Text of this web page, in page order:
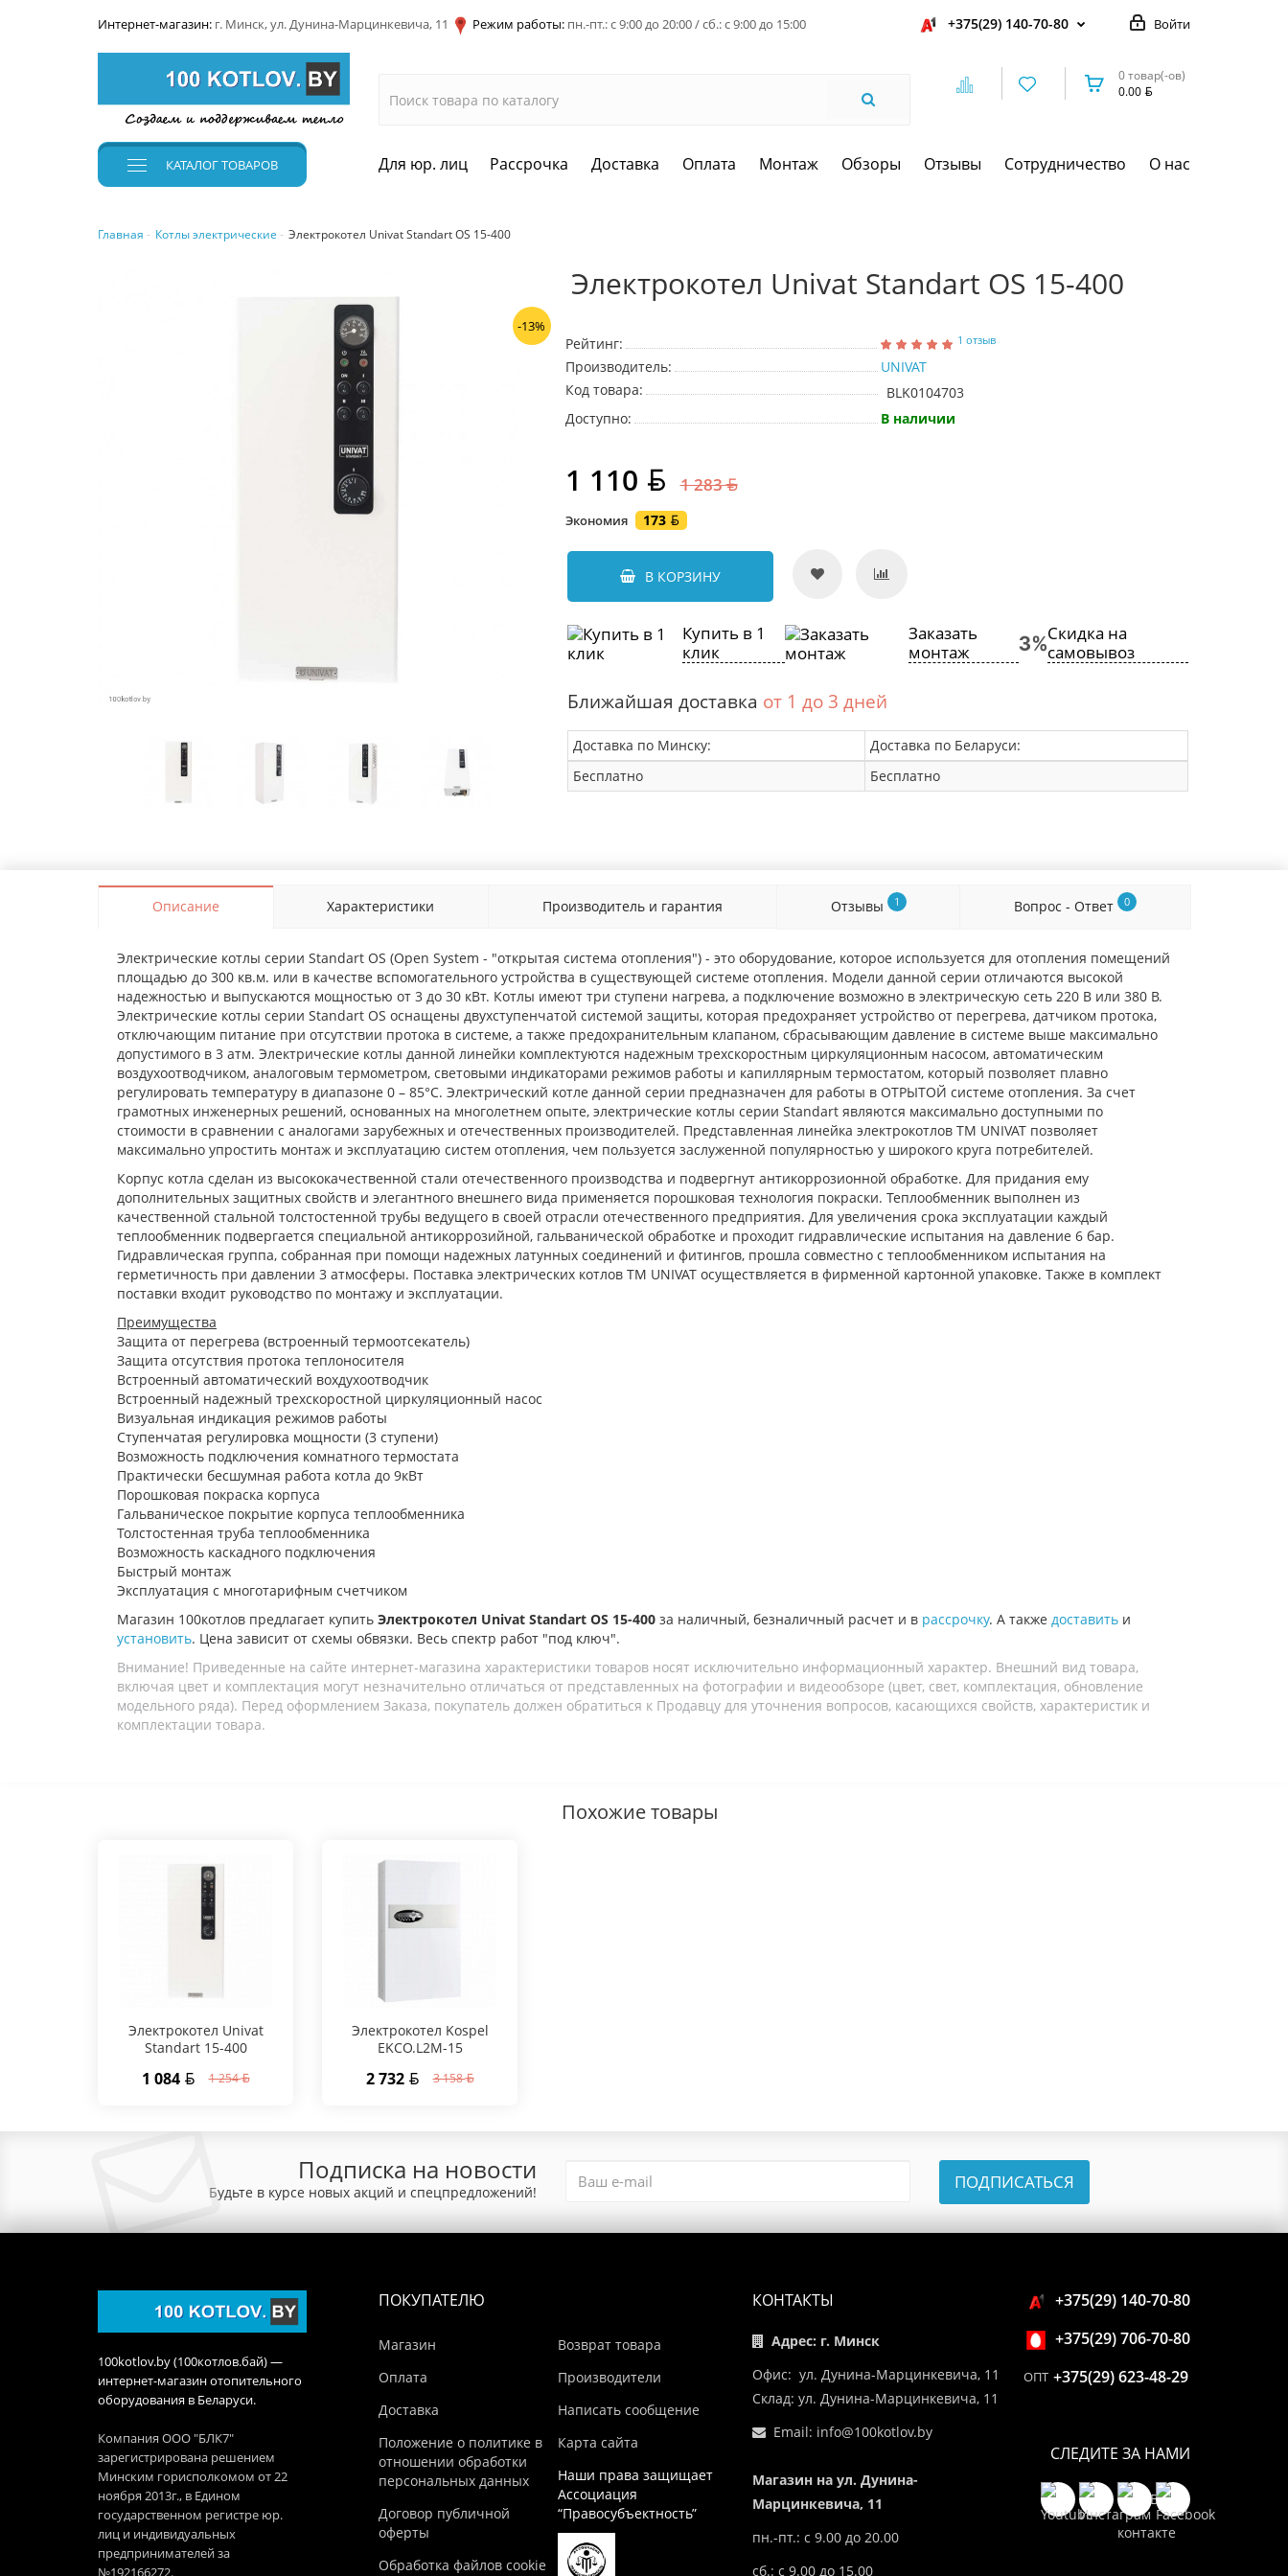
Интернет-магазин: г. Минск, ул. Дунина-Марцинкевича, 11 Режим работы: пн.-пт.: с 9:00 до 20:00 / сб.: с 9:00 до 15:00 Войти
+375(29) 140-70-80
0 товар(-ов)
0.00
КАТАЛОГТОВАРОВ Для юр. лиц Рассрочка Доставка Оплата Монтаж Обзоры Отзывы Сотрудничество О нас
Главная Котлы электрические Электрокотел Univat Standart OS 15-400
-13%
Электрокотел Univat Standart OS 15-400
Рейтинг: 1 отзыв
Производитель:
UNIVAT
Код товара:
BLK0104703
Доступно:
В наличии
1 110 1 283
Экономия 173
В КОРЗИНУ
Купить в 1
клик
Заказать
монтаж
Скидка на
самовывоз
Ближайшая доставка от 1 до 3 дней
Доставка по Минску:
Доставка по Беларуси:
Бесплатно
Бесплатно
Описание Характеристики Производитель и гарантия Отзывы 1 Вопрос - Ответ 0
Электрические котлы серии Standart OS (Open System - "открытая система отопления") - это оборудование, которое используется для отопления помещений
площадью до 300 кв.м. или в качестве вспомогательного устройства в существующей системе отопления. Модели данной серии отличаются высокой
надежностью и выпускаются мощностью от 3 до 30 кВт. Котлы имеют три ступени нагрева, а подключение возможно в электрическую сеть 220 В или 380 В.
Электрические котлы серии Standart OS оснащены двухступенчатой системой защиты, которая предохраняет устройство от перегрева, датчиком протока,
отключающим питание при отсутствии протока в системе, а также предохранительным клапаном, сбрасывающим давление в системе выше максимально
допустимого в 3 атм. Электрические котлы данной линейки комплектуются надежным трехскоростным циркуляционным насосом, автоматическим
воздухоотводчиком, аналоговым термометром, световыми индикаторами режимов работы и капиллярным термостатом, который позволяет плавно
регулировать температуру в диапазоне 0 – 85°С. Электрический котле данной серии предназначен для работы в ОТРЫТОЙ системе отопления. За счет
грамотных инженерных решений, основанных на многолетнем опыте, электрические котлы серии Standart являются максимально доступными по
стоимости в сравнении с аналогами зарубежных и отечественных производителей. Представленная линейка электрокотлов ТМ UNIVAT позволяет
максимально упростить монтаж и эксплуатацию систем отопления, чем пользуется заслуженной популярностью у широкого круга потребителей.
Корпус котла сделан из высококачественной стали отечественного производства и подвергнут антикоррозионной обработке. Для придания ему
дополнительных защитных свойств и элегантного внешнего вида применяется порошковая технология покраски. Теплообменник выполнен из
качественной стальной толстостенной трубы ведущего в своей отрасли отечественного предприятия. Для увеличения срока эксплуатации каждый
теплообменник подвергается специальной антикоррозийной, гальванической обработке и проходит гидравлические испытания на давление 6 бар.
Гидравлическая группа, собранная при помощи надежных латунных соединений и фитингов, прошла совместно с теплообменником испытания на
герметичность при давлении 3 атмосферы. Поставка электрических котлов ТМ UNIVAT осуществляется в фирменной картонной упаковке. Также в комплект
поставки входит руководство по монтажу и эксплуатации.
Преимущества
Защита от перегрева (встроенный термоотсекатель)
Защита отсутствия протока теплоносителя
Встроенный автоматический вохдухоотводчик
Встроенный надежный трехскоростной циркуляционный насос
Визуальная индикация режимов работы
Ступенчатая регулировка мощности (3 ступени)
Возможность подключения комнатного термостата
Практически бесшумная работа котла до 9кВт
Порошковая покраска корпуса
Гальваническое покрытие корпуса теплообменника
Толстостенная труба теплообменника
Возможность каскадного подключения
Быстрый монтаж
Эксплуатация с многотарифным счетчиком
Магазин 100котлов предлагает купить Электрокотел Univat Standart OS 15-400 за наличный, безналичный расчет и в рассрочку. А также доставить и
установить. Цена зависит от схемы обвязки. Весь спектр работ "под ключ".
Внимание! Приведенные на сайте интернет-магазина характеристики товаров носят исключительно информационный характер. Внешний вид товара,
включая цвет и комплектация могут незначительно отличаться от представленных на фотографии и видеообзоре (цвет, свет, комплектация, обновление
модельного ряда). Перед оформлением Заказа, покупатель должен обратиться к Продавцу для уточнения вопросов, касающихся свойств, характеристик и
комплектации товара.
Похожие товары
Электрокотел Univat
Standart 15-400
1 084 1 254
Электрокотел Kospel
EKCO.L2M-15
2 732 3 158
Подписка на новости
Будьте в курсе новых акций и спецпредложений! ПОДПИСАТЬСЯ
100kotlov.by (100котлов.бай) —
интернет-магазин отопительного
оборудования в Беларуси.
Компания ООО "БЛК7"
зарегистрирована решением
Минским горисполкомом от 22
ноября 2013г., в Едином
государственном регистре юр.
лиц и индивидуальных
предпринимателей за
ПОКУПАТЕЛЮ
Магазин
Оплата
Доставка
Положение о политике в
отношении обработки
персональных данных
Договор публичной
оферты
Обработка файлов cookie
Возврат товара
Производители
Написать сообщение
Карта сайта
Наши права защищает
Ассоциация
“Правосубъектность”
КОНТАКТЫ
Адрес: г. Минск
Офис: ул. Дунина-Марцинкевича, 11
Склад: ул. Дунина-Марцинкевича, 11
Email: info@100kotlov.by
Магазин на ул. Дунина-
Марцинкевича, 11
пн.-пт.: с 9.00 до 20.00
сб.: с 9.00 до 15.00
+375(29) 140-70-80
+375(29) 706-70-80
ОПТ +375(29) 623-48-29
СЛЕДИТЕ ЗА НАМИ